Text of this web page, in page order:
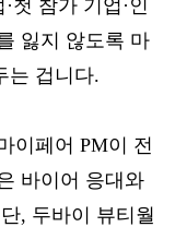
첫 참가 기업·인
잃지 않도록 마
는 겁니다.
이페어 PM이 전
바이어 응대와
, 두바이 뷰티월